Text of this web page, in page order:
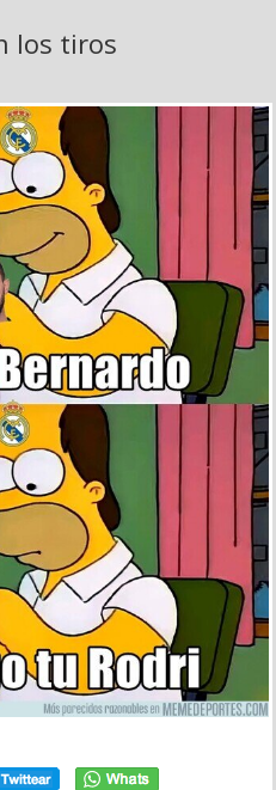
los tiros